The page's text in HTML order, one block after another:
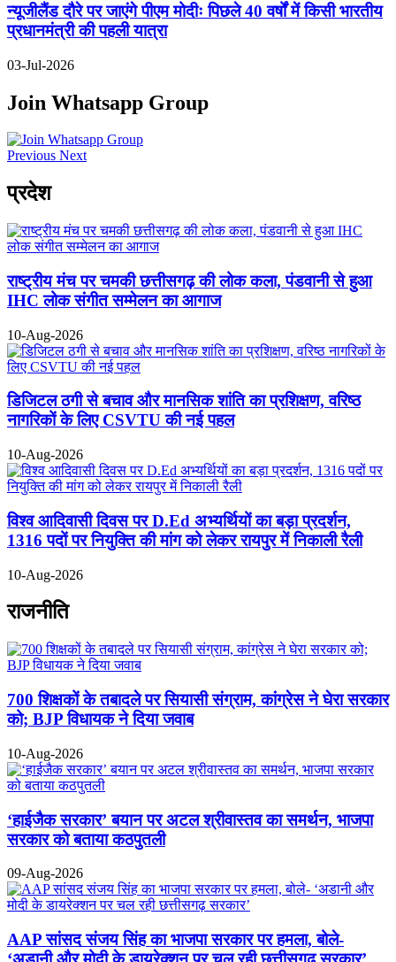
न्यूजीलैंड दौरे पर जाएंगे पीएम मोदीः पिछले 40 वर्षों में किसी भारतीय
प्रधानमंत्री की पहली यात्रा
03-Jul-2026
Join Whatsapp Group
Previous Next
प्रदेश
राष्ट्रीय मंच पर चमकी छत्तीसगढ़ की लोक कला, पंडवानी से हुआ
IHC लोक संगीत सम्मेलन का आगाज
10-Aug-2026
डिजिटल ठगी से बचाव और मानसिक शांति का प्रशिक्षण, वरिष्ठ
नागरिकों के लिए CSVTU की नई पहल
10-Aug-2026
विश्व आदिवासी दिवस पर D.Ed अभ्यर्थियों का बड़ा प्रदर्शन,
1316 पदों पर नियुक्ति की मांग को लेकर रायपुर में निकाली रैली
10-Aug-2026
राजनीति
700 शिक्षकों के तबादले पर सियासी संग्राम, कांग्रेस ने घेरा सरकार
को; BJP विधायक ने दिया जवाब
10-Aug-2026
‘हाईजैक सरकार’ बयान पर अटल श्रीवास्तव का समर्थन, भाजपा
सरकार को बताया कठपुतली
09-Aug-2026
AAP सांसद संजय सिंह का भाजपा सरकार पर हमला, बोले-